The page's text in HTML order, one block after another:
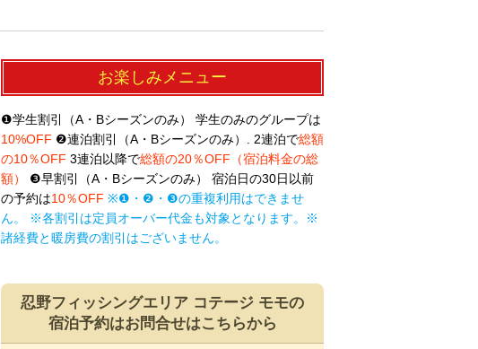
お楽しみメニュー
❶学生割引（A・Bシーズンのみ） 学生のみのグループは
10%OFF ❷連泊割引（A・Bシーズンのみ）. 2連泊で総額
の10％OFF 3連泊以降で総額の20％OFF（宿泊料金の総
額）
❸早割引（A・Bシーズンのみ） 宿泊日の30日以前
の予約は10％OFF ※❶・❷・❸の重複利用はできませ
ん。 ※各割引は定員オーバー代金も対象となります。※
諸経費と暖房費の割引はございません。
忍野フィッシングエリア コテージ モモの
宿泊予約はお問合せはこちらから